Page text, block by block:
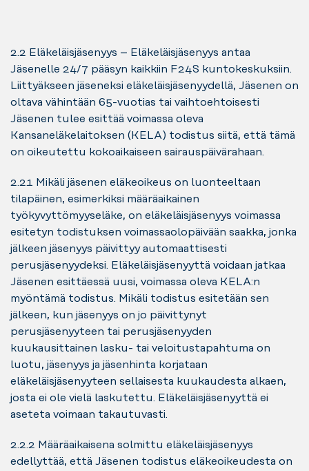
2.2 Eläkeläisjäsenyys – Eläkeläisjäsenyys antaa
Jäsenelle 24/7 pääsyn kaikkiin F24S kuntokeskuksiin.
Liittyäkseen jäseneksi eläkeläisjäsenyydellä, Jäsenen on
oltava vähintään 65-vuotias tai vaihtoehtoisesti
Jäsenen tulee esittää voimassa oleva
Kansaneläkelaitoksen (KELA) todistus siitä, että tämä
on oikeutettu kokoaikaiseen sairauspäivärahaan.
2.2.1 Mikäli jäsenen eläkeoikeus on luonteeltaan
tilapäinen, esimerkiksi määräaikainen
työkyvyttömyyseläke, on eläkeläisjäsenyys voimassa
esitetyn todistuksen voimassaolopäivään saakka, jonka
jälkeen jäsenyys päivittyy automaattisesti
perusjäsenyydeksi. Eläkeläisjäsenyyttä voidaan jatkaa
Jäsenen esittäessä uusi, voimassa oleva KELA:n
myöntämä todistus. Mikäli todistus esitetään sen
jälkeen, kun jäsenyys on jo päivittynyt
perusjäsenyyteen tai perusjäsenyyden
kuukausittainen lasku- tai veloitustapahtuma on
luotu, jäsenyys ja jäsenhinta korjataan
eläkeläisjäsenyyteen sellaisesta kuukaudesta alkaen,
josta ei ole vielä laskutettu. Eläkeläisjäsenyyttä ei
aseteta voimaan takautuvasti.
2.2.2 Määräaikaisena solmittu eläkeläisjäsenyys
edellyttää, että Jäsenen todistus eläkeoikeudesta on